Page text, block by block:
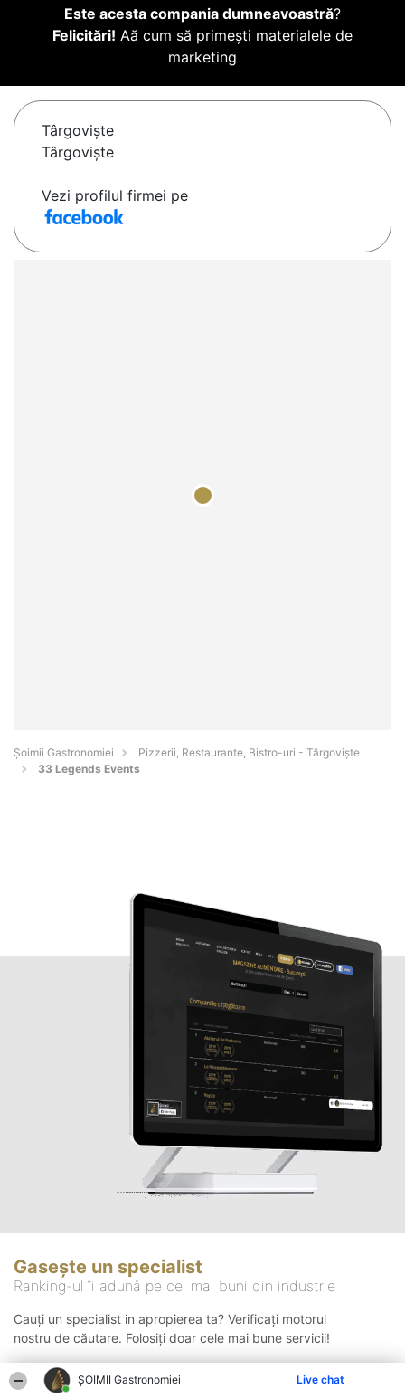
ȘOIMII Gastronomiei Live chat
Este acesta compania dumneavoastră?
Felicitări! Aă cum să primești materialele de
marketing
Târgovişte
Târgoviște
Vezi profilul firmei pe
Șoimii Gastronomiei
Pizzerii, Restaurante, Bistro-uri - Târgovişte
33 Legends Events
Gasește un specialist
Ranking-ul îi adună pe cei mai buni din industrie
Cauți un specialist in apropierea ta? Verificați motorul
nostru de căutare. Folosiți doar cele mai bune servicii!